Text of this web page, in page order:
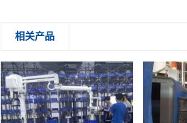
相关产品